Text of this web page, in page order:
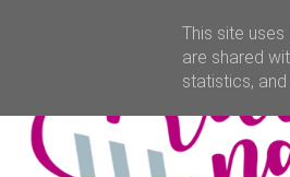
This site
are shared
statistics,